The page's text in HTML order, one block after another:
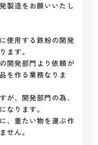
製造をお願いいたし
使用する鉄粉の開発
ます。
開発部門より依頼が
を作る業務なりま
が、開発部門の為、
なります。
、重たい物を運ぶ作
せん。